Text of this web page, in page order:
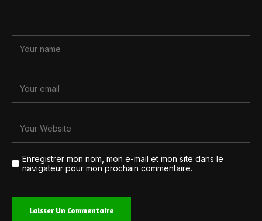
Enregistrer mon nom, mon e-mail et mon site dans le
navigateur pour mon prochain commentaire.